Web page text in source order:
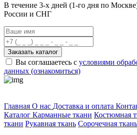
В течение 3-х дней (1-го дня по
России и СНГ
Заказать каталог
Вы соглашаетесь с условиями
данных (ознакомиться)
Главная О нас Доставка и оплата
Каталог Карманные ткани Костюмная
ткани Рукавная ткань Сорочечная ткань